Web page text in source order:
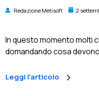
Redazione Metisoft 2
In questo momento molti
domandando cosa devono
Leggi l'articolo